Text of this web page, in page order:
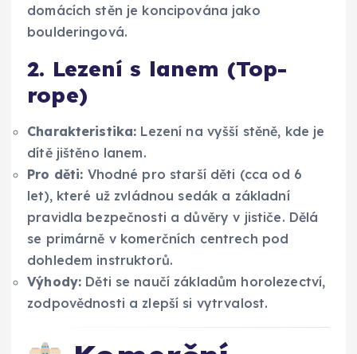
domácích stěn je koncipována jako
boulderingová.
2. Lezení s lanem (Top-
rope)
Charakteristika: Lezení na vyšší stěně, kde je
dítě jištěno lanem.
Pro děti: Vhodné pro starší děti (cca od 6
let), které už zvládnou sedák a základní
pravidla bezpečnosti a důvěry v jističe. Dělá
se primárně v komerčních centrech pod
dohledem instruktorů.
Výhody: Děti se naučí základům horolezectví,
zodpovědnosti a zlepší si vytrvalost.